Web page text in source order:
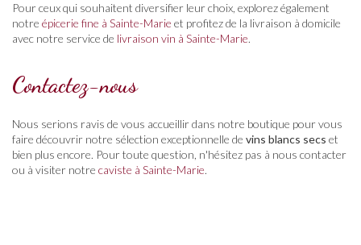
Pour ceux qui souhaitent diversifier leur choix, explorez également
notre épicerie fine à Sainte-Marie et profitez de la livraison à domicile
avec notre service de livraison vin à Sainte-Marie.
Contactez-nous
Nous serions ravis de vous accueillir dans notre boutique pour vous
faire découvrir notre sélection exceptionnelle de vins blancs secs et
bien plus encore. Pour toute question, n'hésitez pas à nous contacter
ou à visiter notre caviste à Sainte-Marie.